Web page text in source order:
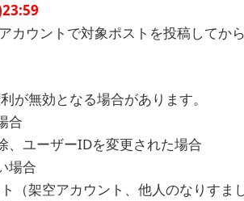
カウントで対象ポストを投稿してか
が無効となる場合があります。
合
、ユーザーIDを変更された場合
場合
（架空アカウント、他人のなりすま